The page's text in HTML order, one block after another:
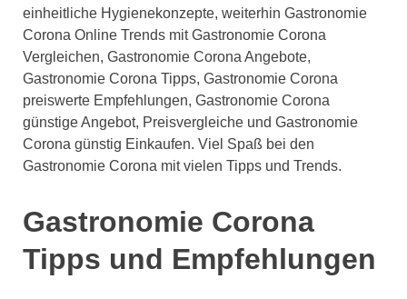
einheitliche Hygienekonzepte, weiterhin Gastronomie
Corona Online Trends mit Gastronomie Corona
Vergleichen, Gastronomie Corona Angebote,
Gastronomie Corona Tipps, Gastronomie Corona
preiswerte Empfehlungen, Gastronomie Corona
günstige Angebot, Preisvergleiche und Gastronomie
Corona günstig Einkaufen. Viel Spaß bei den
Gastronomie Corona mit vielen Tipps und Trends.
Gastronomie Corona
Tipps und Empfehlungen